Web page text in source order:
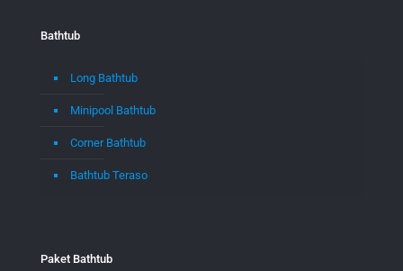
Bathtub
Long Bathtub
Minipool Bathtub
Corner Bathtub
Bathtub Teraso
Paket Bathtub